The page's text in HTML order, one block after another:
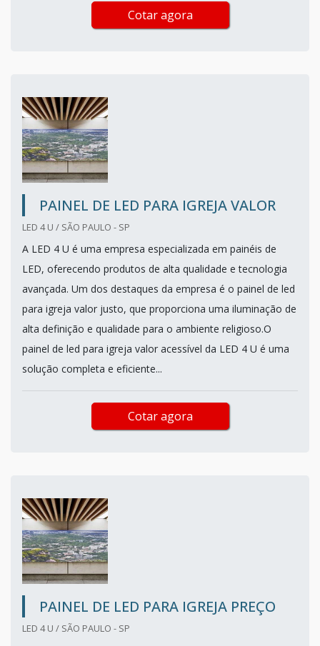
Cotar agora
PAINEL DE LED PARA IGREJA VALOR
LED 4 U / SÃO PAULO - SP
A LED 4 U é uma empresa especializada em painéis de
LED, oferecendo produtos de alta qualidade e tecnologia
avançada. Um dos destaques da empresa é o painel de led
para igreja valor justo, que proporciona uma iluminação de
alta definição e qualidade para o ambiente religioso.O
painel de led para igreja valor acessível da LED 4 U é uma
solução completa e eficiente...
Cotar agora
PAINEL DE LED PARA IGREJA PREÇO
LED 4 U / SÃO PAULO - SP